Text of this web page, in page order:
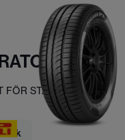
P1
FÖR STADSKÖRNING